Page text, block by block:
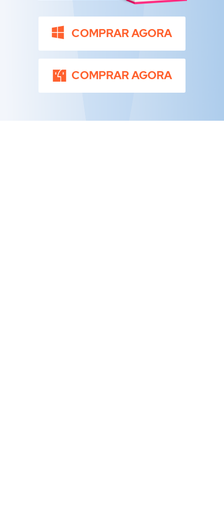
COMPRAR AGORA
COMPRAR AGORA